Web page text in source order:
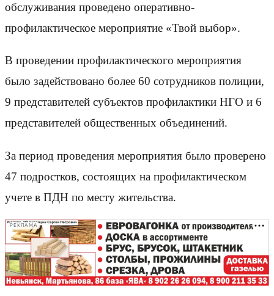
обслуживания проведено оперативно-
профилактическое мероприятие «Твой выбор».
В проведении профилактического мероприятия
было задействовано более 60 сотрудников полиции,
9 представителей субъектов профилактики НГО и 6
представителей общественных объединений.
За период проведения мероприятия было проверено
47 подростков, состоящих на профилактическом
учете в ПДН по месту жительства.
РЕКЛАМА